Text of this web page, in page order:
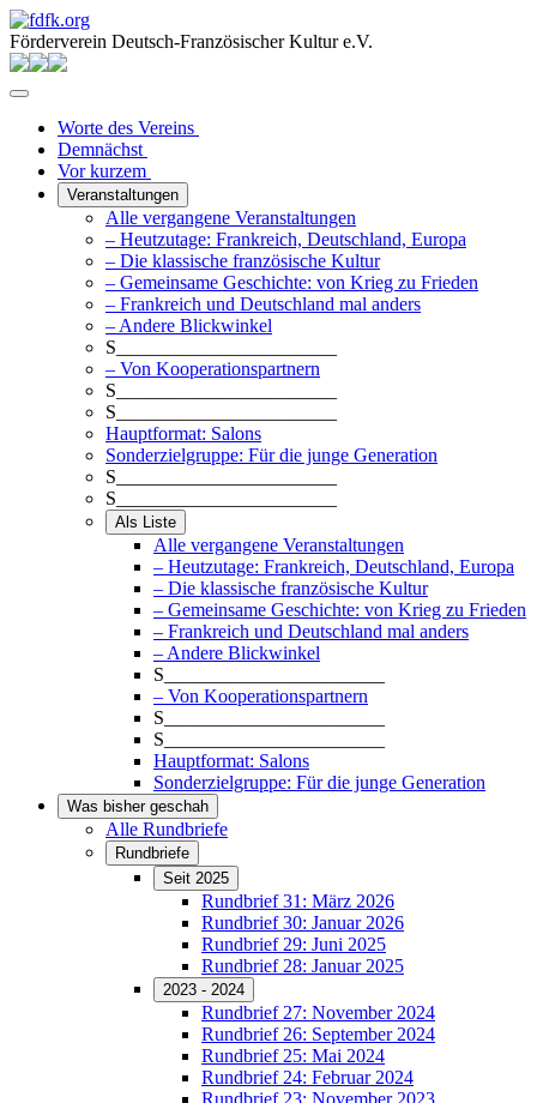
Förderverein Deutsch-Französischer Kultur e.V.
Worte des Vereins
Demnächst
Vor kurzem
Veranstaltungen
Alle vergangene Veranstaltungen
– Heutzutage: Frankreich, Deutschland, Europa
– Die klassische französische Kultur
– Gemeinsame Geschichte: von Krieg zu Frieden
– Frankreich und Deutschland mal anders
– Andere Blickwinkel
S_______________________
– Von Kooperationspartnern
S_______________________
S_______________________
Hauptformat: Salons
Sonderzielgruppe: Für die junge Generation
S_______________________
S_______________________
Als Liste
Alle vergangene Veranstaltungen
– Heutzutage: Frankreich, Deutschland, Europa
– Die klassische französische Kultur
– Gemeinsame Geschichte: von Krieg zu Frieden
– Frankreich und Deutschland mal anders
– Andere Blickwinkel
S_______________________
– Von Kooperationspartnern
S_______________________
S_______________________
Hauptformat: Salons
Sonderzielgruppe: Für die junge Generation
Was bisher geschah
Alle Rundbriefe
Rundbriefe
Seit 2025
Rundbrief 31: März 2026
Rundbrief 30: Januar 2026
Rundbrief 29: Juni 2025
Rundbrief 28: Januar 2025
2023 - 2024
Rundbrief 27: November 2024
Rundbrief 26: September 2024
Rundbrief 25: Mai 2024
Rundbrief 24: Februar 2024
Rundbrief 23: November 2023